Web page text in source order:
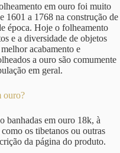
em ouro foi muito
1601 a 1768 na construção de
época. Hoje o folheamento
e a diversidade de objetos
acabamento e
a ouro são comumente
em geral.
ouro?
banhadas em ouro 18k, à
os tibetanos ou outras
da página do produto.